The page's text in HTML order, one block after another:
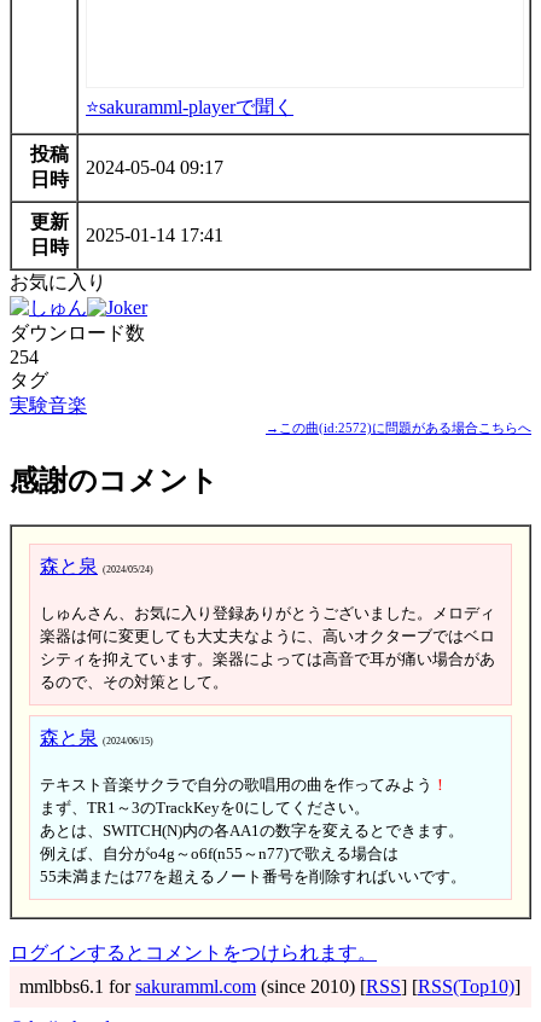
⭐sakuramml-playerで聞く
投稿
日時
2024-05-04 09:17
更新
日時
2025-01-14 17:41
お気に入り
ダウンロード数
254
タグ
実験音楽
→この曲(id:2572)に問題がある場合こちらへ
感謝のコメント
森と泉 (2024/05/24)
しゅんさん、お気に入り登録ありがとうございました。メロディ
楽器は何に変更しても大丈夫なように、高いオクターブではベロ
シティを抑えています。楽器によっては高音で耳が痛い場合があ
るので、その対策として。
森と泉 (2024/06/15)
テキスト音楽サクラで自分の歌唱用の曲を作ってみよう ！
まず、TR1～3のTrackKeyを0にしてください。
あとは、SWITCH(N)内の各AA1の数字を変えるとできます。
例えば、自分がo4g～o6f(n55～n77)で歌える場合は
55未満または77を超えるノート番号を削除すればいいです。
ログインするとコメントをつけられます。
mmlbbs6.1 forsakuramml.com (since 2010) [RSS] [RSS(Top10)]